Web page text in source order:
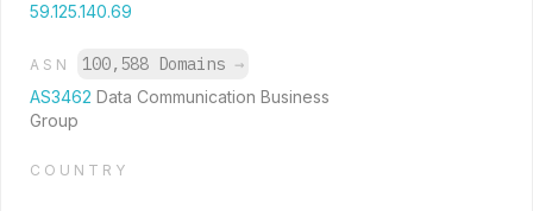
59.125.140.69
ASN 100,588 Domains →
AS3462 Data Communication Business
Group
COUNTRY